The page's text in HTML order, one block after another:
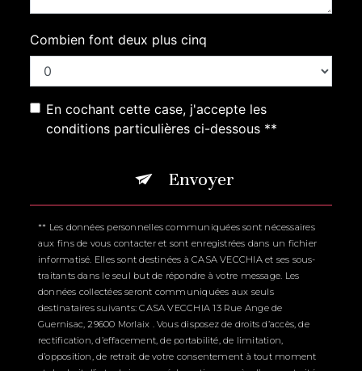
Combien font deux plus cinq
En cochant cette case, j'accepte les
conditions particulières ci-dessous **
Envoyer
** Les données personnelles communiquées sont nécessaires
aux fins de vous contacter et sont enregistrées dans un fichier
informatisé. Elles sont destinées à CASA VECCHIA et ses sous-
traitants dans le seul but de répondre à votre message. Les
données collectées seront communiquées aux seuls
destinataires suivants: CASA VECCHIA 13 Rue Ange de
Guernisac, 29600 Morlaix . Vous disposez de droits d’accès, de
rectification, d’effacement, de portabilité, de limitation,
d’opposition, de retrait de votre consentement à tout moment